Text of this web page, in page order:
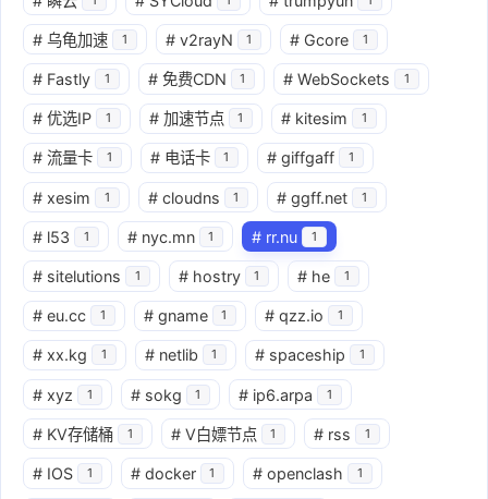
# 乌龟加速 1 # v2rayN 1 # Gcore 1
# Fastly 1 # 免费CDN 1 # WebSockets 1
# 优选IP 1 # 加速节点 1 # kitesim 1
# 流量卡 1 # 电话卡 1 # giffgaff 1
# xesim 1 # cloudns 1 # ggff.net 1
# l53 1 # nyc.mn 1 # rr.nu 1
# sitelutions 1 # hostry 1 # he 1
# eu.cc 1 # gname 1 # qzz.io 1
# xx.kg 1 # netlib 1 # spaceship 1
# xyz 1 # sokg 1 # ip6.arpa 1
# KV存储桶 1 # V白嫖节点 1 # rss 1
# IOS 1 # docker 1 # openclash 1